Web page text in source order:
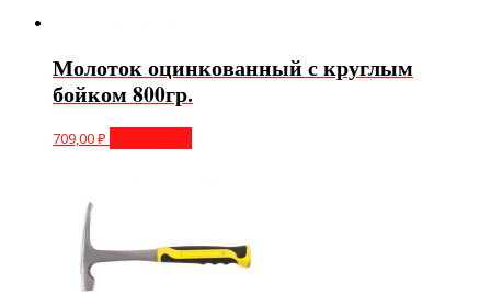
Молоток оцинкованный с круглым
бойком 800гр.
709,00₽